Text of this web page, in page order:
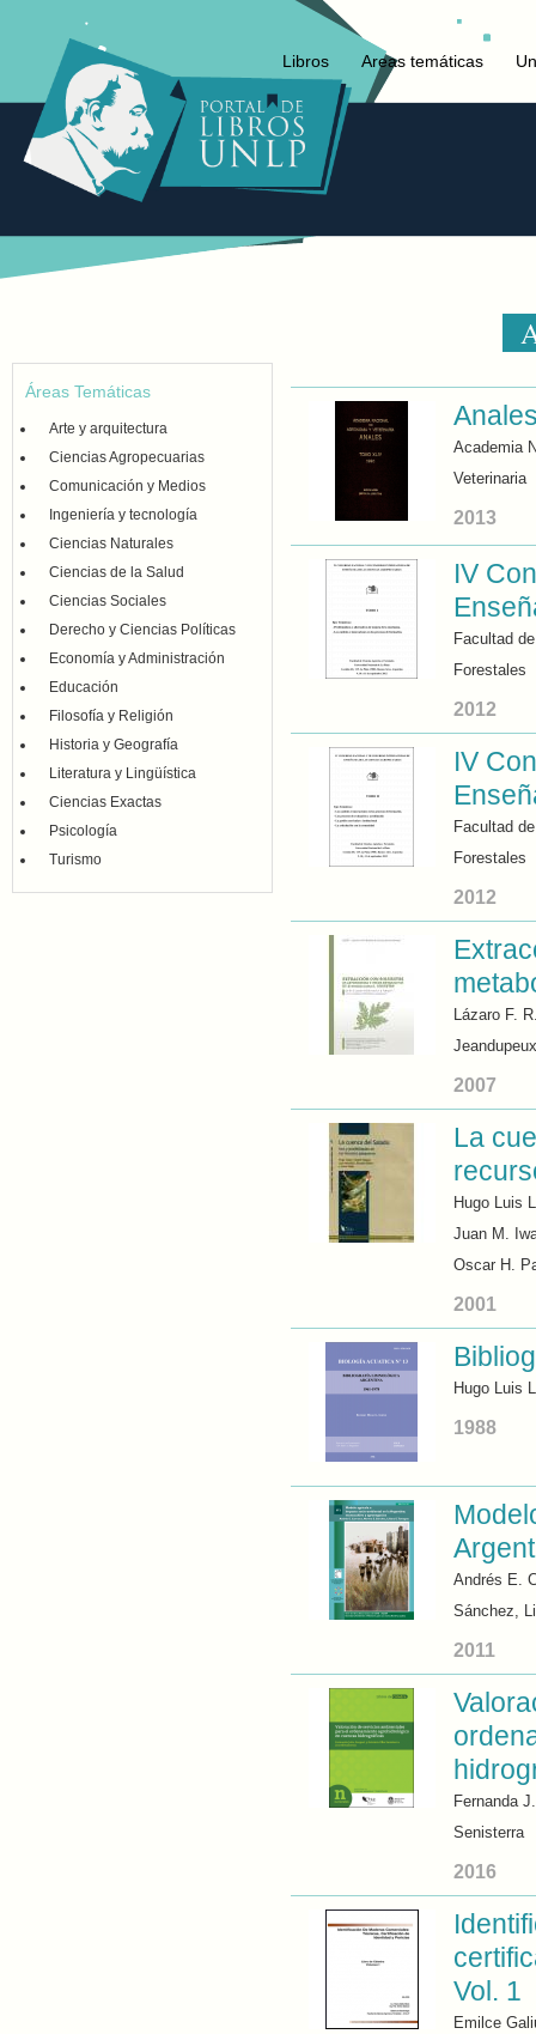
Libros Areas temáticas
Áreas Temáticas
Arte y arquitectura
Ciencias Agropecuarias
Comunicación y Medios
Ingeniería y tecnología
Ciencias Naturales
Ciencias de la Salud
Ciencias Sociales
Derecho y Ciencias Políticas
Economía y Administración
Educación
Filosofía y Religión
Historia y Geografía
Literatura y Lingüística
Ciencias Exactas
Psicología
Turismo
Academia
Veterinaria
2013
IV
Facultad
Forestales
2012
IV
Facultad
Forestales
2012
Lázaro F.
2007
La
Hugo Luis
Juan M.
Oscar H.
2001
Hugo Luis
1988
Andrés E.
Sánchez,
2011
Fernanda
Senisterra
2016
Vol. 1
Emilce